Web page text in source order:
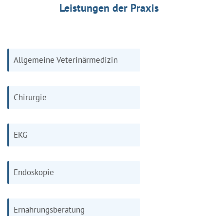
Leistungen der Praxis
Allgemeine Veterinärmedizin
Chirurgie
EKG
Endoskopie
Ernährungsberatung